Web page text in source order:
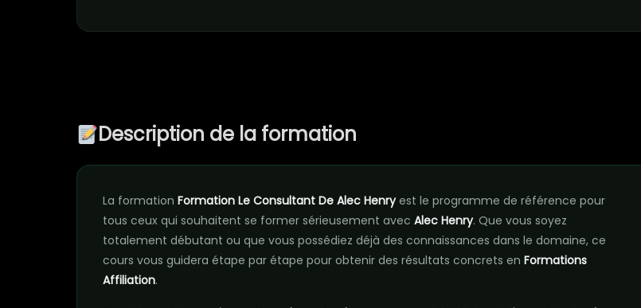
Description de la formation
La formation Formation Le Consultant De Alec Henryest le programme de référence pour
tous ceux qui souhaitent se former sérieusement avec Alec Henry. Que vous soyez
totalement débutant ou que vous possédiez déjà des connaissances dans le domaine, ce
cours vous guidera étape par étape pour obtenir des résultats concrets en Formations
Affiliation.